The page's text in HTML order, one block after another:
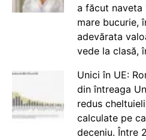
a făcut naveta
mare bucurie,
adevărata
vede la clasă,
Unici în UE:
din întreaga
redus
calculate pe
deceniu. Între